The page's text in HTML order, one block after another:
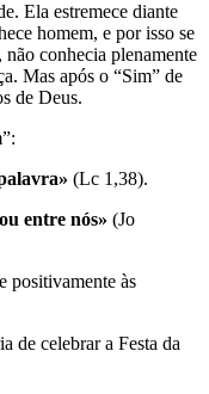
Ela estremece diante
homem, e por isso se
conhecia plenamente
Mas após o “Sim” de
de Deus.
(Lc 1,38).
entre nós» (Jo
positivamente às
de celebrar a Festa da